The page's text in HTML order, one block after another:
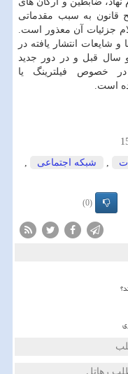
قانون به سبب مقدماتی
جزئیات آن معذور است.
شایعات انتشار یافته در
سال قبل و در دور جدید
خصوص فیلترینگ یا
است.
, شبكه اجتماعی
,
(0)
رهاتل